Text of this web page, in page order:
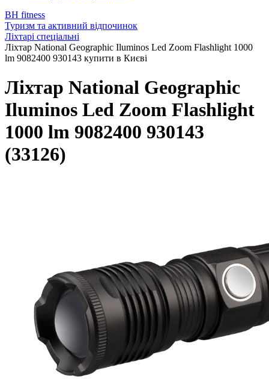
BH fitness
Туризм та активний відпочинок
Ліхтарі спеціальні
Ліхтар National Geographic Iluminos Led Zoom Flashlight 1000
lm 9082400 930143 купити в Києві
Ліхтар National Geographic
Iluminos Led Zoom Flashlight
1000 lm 9082400 930143
(33126)